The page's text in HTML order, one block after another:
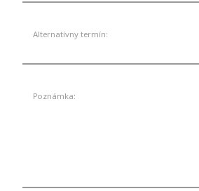
Alternatívny termín:
Poznámka: